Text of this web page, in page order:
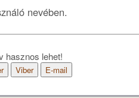
nevében.
hasznos lehet!
Viber E-mail